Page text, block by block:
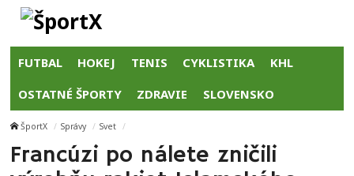
FUTBAL HOKEJ TENIS CYKLISTIKA KHL
OSTATNÉ ŠPORTY ZDRAVIE SLOVENSKO
ŠportX Správy Svet
Francúzi po nálete zničili